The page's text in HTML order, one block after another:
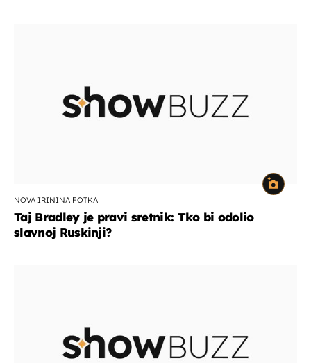
NOVA IRININA FOTKA
Taj Bradley je pravi sretnik: Tko bi odolio
slavnoj Ruskinji?